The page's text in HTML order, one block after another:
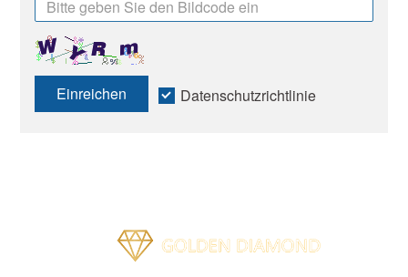
Einreichen Datenschutzrichtlinie